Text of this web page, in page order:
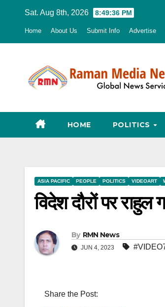
Sat. Aug 8th, 2026 8:49:37 PM
Home About Us Submit Info Advertise
HOME POLITICS
ASIA PACIFIC PEOPLE POLITICS VIDEOART
विदेश दौरों पर
By RMN News
JUN 4, 2023
Share the Post: